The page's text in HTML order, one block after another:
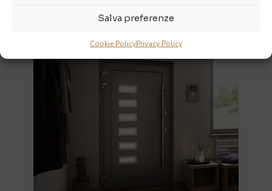
Salva preferenze
Cookie PolicyPrivacy Policy